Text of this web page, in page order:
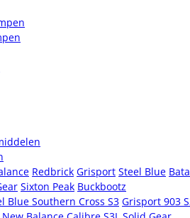
Redbrick Grisport Steel Blue Bata
Sixton Peak Buckbootz
Blue Southern Cross S3 Grisport 903